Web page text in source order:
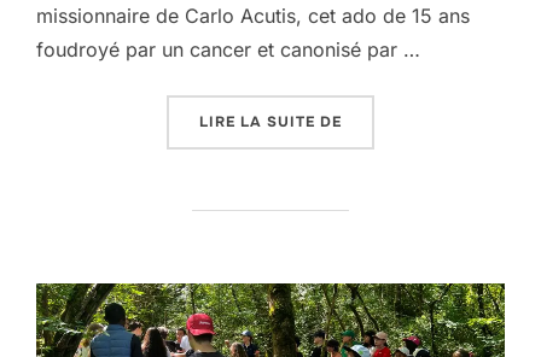
missionnaire de Carlo Acutis, cet ado de 15 ans
foudroyé par un cancer et canonisé par …
LIRE LA SUITE DE